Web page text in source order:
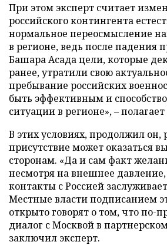
При этом эксперт считает
российского контингента
нормальное переосмысление
в регионе, ведь после падения
Башара Асада цели, которые
ранее, утратили свою
пребывание российских
быть эффективным и
ситуации в регионе», –
В этих условиях, продолжил он,
присутствие может оказаться
сторонам. «Да и сам факт
несмотря на внешнее давление,
контакты с Россией
Местные власти подписанием
открыто говорят о том, что по-
диалог с Москвой в
заключил эксперт.